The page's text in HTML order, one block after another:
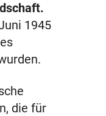
1945
die für